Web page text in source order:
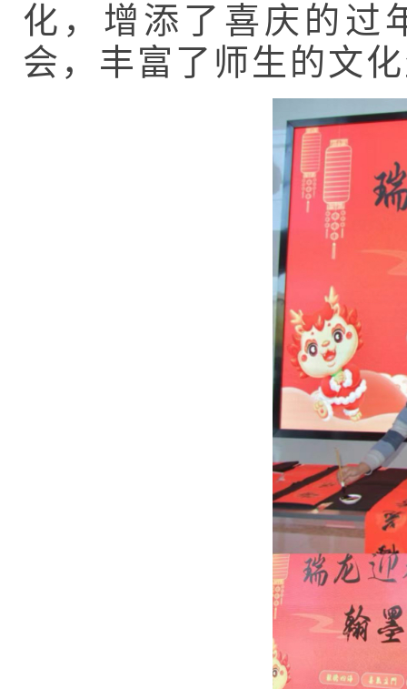
化，增添了喜庆的过
会，丰富了师生的文